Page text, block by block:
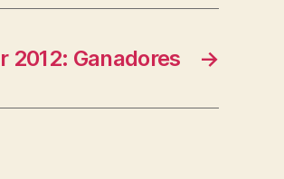
→
2012: Ganadores